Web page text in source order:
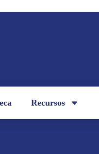
Recursos